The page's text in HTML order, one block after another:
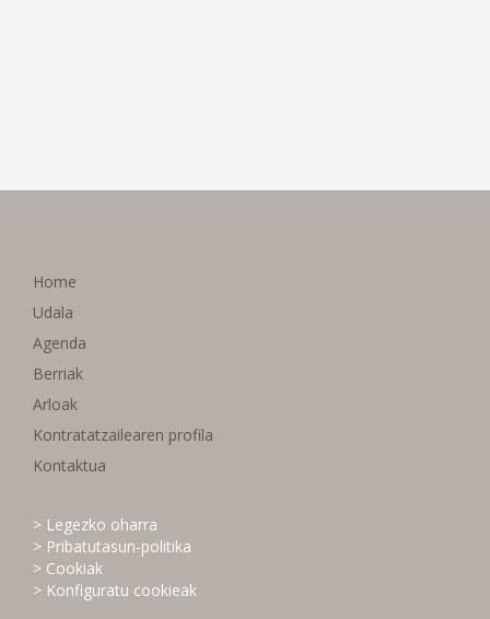
Home
Udala
Agenda
Berriak
Arloak
Kontratatzailearen profila
Kontaktua
> Legezko oharra
> Pribatutasun-politika
> Cookiak
> Konfiguratu cookieak